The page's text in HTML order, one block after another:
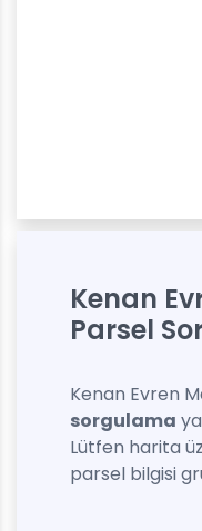
Kenan
Parsel
Kenan Evren
sorgulama
Lütfen harita
parsel bilgisi